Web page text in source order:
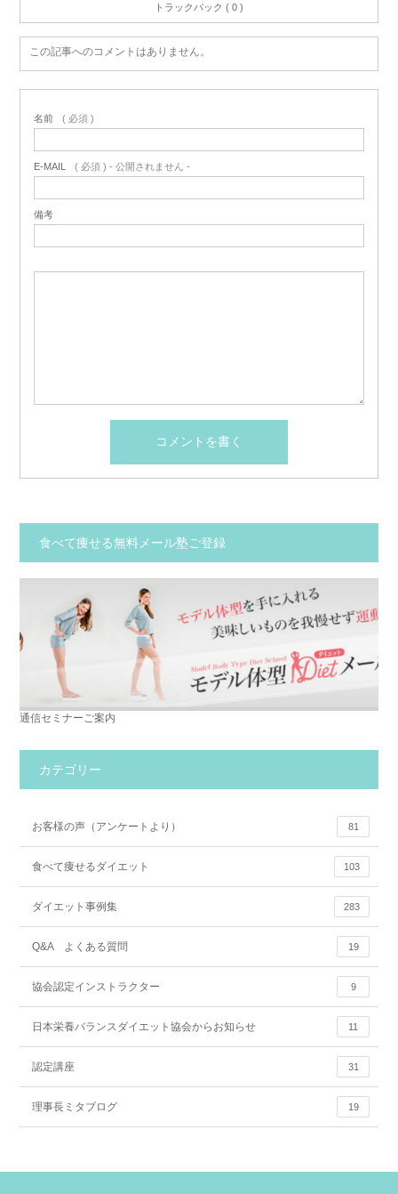
トラックバック ( 0 )
この記事へのコメントはありません。
名前 ( 必須 )
E-MAIL ( 必須 ) - 公開されません -
備考
食べて痩せる無料メール塾ご登録
通信セミナーご案内
カテゴリー
お客様の声（アンケートより） 81
食べて痩せるダイエット 103
ダイエット事例集 283
Q&A よくある質問 19
協会認定インストラクター 9
日本栄養バランスダイエット協会からお知らせ 11
認定講座 31
理事長ミタブログ 19